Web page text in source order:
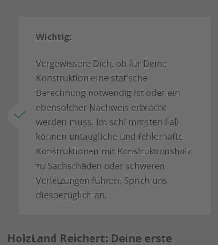
Wichtig:
Vergewissere Dich, ob für Deine
Konstruktion eine statische
Berechnung notwendig ist oder ein
ebensolcher Nachweis erbracht
werden muss. Im schlimmsten Fall
können untaugliche und fehlerhafte
Konstruktionen mit Konstruktionsholz
zu Sachschäden oder schweren
Verletzungen führen. Sprich uns
diesbezüglich an.
HolzLand Reichert: Deine erste